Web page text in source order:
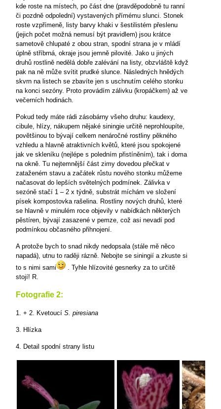
kde roste na místech, po část dne (pravděpodobně tu ranní
či pozdně odpolední) vystavených přímému slunci. Stonek
roste vzpřímeně, listy barvy khaki v šestilistém přeslenu
(jejich počet možná nemusí být pravidlem) jsou krátce
sametově chlupaté z obou stran, spodní strana je v mládí
úplně stříbrná, okraje jsou jemně pilovité. Jako u jiných
druhů rostlině nedělá dobře zalévání na listy, obzvláště když
pak na ně může svítit prudké slunce. Následných hnědých
skvrn na listech se zbavíte jen s uschnutím celého stonku
na konci sezóny. Proto provádím zálivku (kropáčkem) až ve
večerních hodinách.
Pokud tedy máte rádi zásobárny všeho druhu: kaudexy,
cibule, hlízy, nákupem nějaké siningie určitě neprohloupíte,
povětšinou to bývají celkem nenáročné rostliny pěkného
vzhledu a hlavně atraktivních květů, které jsou spokojené
jak ve skleníku (nejlépe s poledním přistíněním), tak i doma
na okně. Tu nejtemnější část zimy dovedou přečkat v
zataženém stavu a začátek růstu nového stonku můžeme
načasovat do lepších světelných podmínek. Zálivka v
sezóně stačí 1 – 2 x týdně, substrát míchám ve složení
písek kompostovka rašelina. Rostliny nových druhů, které
se hlavně v minulém roce objevily v nabídkách některých
pěstíren, bývají zasazené v pemze, což asi nevadí pod
podmínkou občasného přihnojení.
A protože bych to snad nikdy nedopsala (stále mě něco
napadá), utnu to raději rázně. Nebojte se siningií a zkuste si
to s nimi sami
. Tyhle hlízovité gesnerky za to určitě
stojí! R.
Fotografie 2:
1. + 2. Kvetoucí S. piresiana
3. Hlízka
4. Detail spodní strany listu